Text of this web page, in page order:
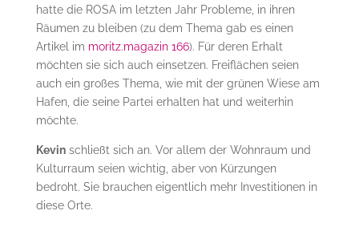
hatte die ROSA im letzten Jahr Probleme, in ihren
Räumen zu bleiben (zu dem Thema gab es einen
Artikel im moritz.magazin 166). Für deren Erhalt
möchten sie sich auch einsetzen. Freiflächen seien
auch ein großes Thema, wie mit der grünen Wiese am
Hafen, die seine Partei erhalten hat und weiterhin
möchte.
Kevinschließt sich an. Vor allem der Wohnraum und
Kulturraum seien wichtig, aber von Kürzungen
bedroht. Sie brauchen eigentlich mehr Investitionen in
diese Orte.